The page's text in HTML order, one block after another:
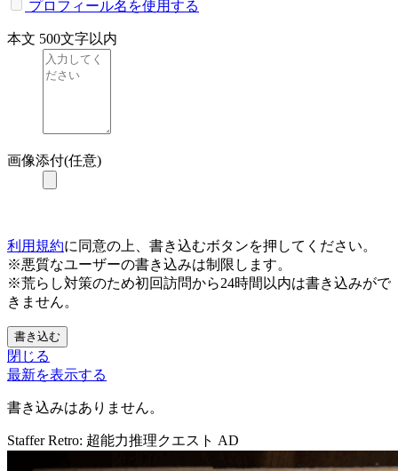
プロフィール名を使用する
本文 500文字以内
画像添付(任意)
利用規約に同意の上、書き込むボタンを押してください。
※悪質なユーザーの書き込みは制限します。
※荒らし対策のため初回訪問から24時間以内は書き込みがで
きません。
書き込む
閉じる
最新を表示する
書き込みはありません。
Staffer Retro: 超能力推理クエスト AD